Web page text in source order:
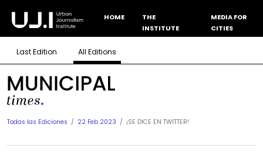
HOME
THE
INSTITUTE
MEDIA FOR
CITIES
Last Edition All Editions
Todas las Ediciones 22 Feb 2023 ¡SE DICE EN TWITTER!